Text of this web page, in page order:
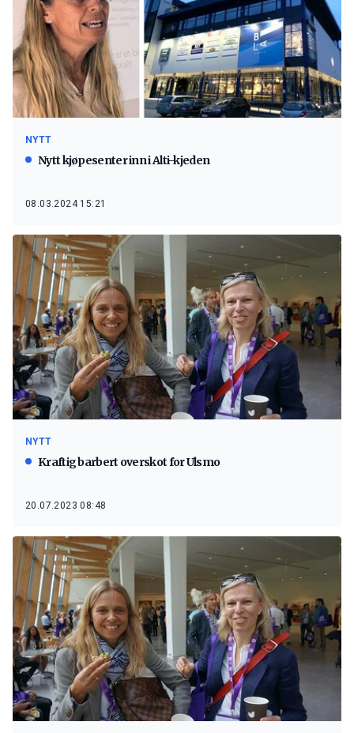
NYTT
Nytt kjøpesenter inn i Alti-kjeden
08.03.2024 15:21
NYTT
Kraftig barbert overskot for Ulsmo
20.07.2023 08:48